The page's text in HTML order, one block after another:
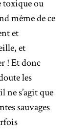
toxique ou
même de ce
et
et
! Et donc
les
ne s’agit que
sauvages